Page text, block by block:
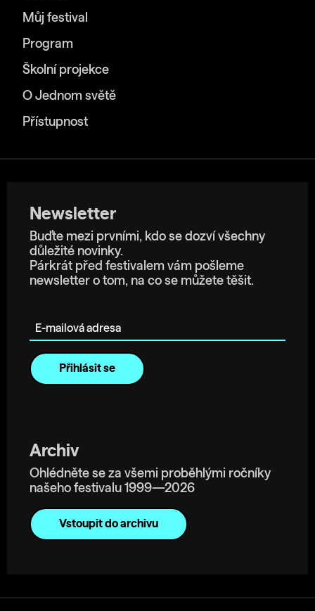
Můj festival
Program
Školní projekce
O Jednom světě
Přístupnost
Newsletter
Buďte mezi prvními, kdo se dozví všechny
důležité novinky.
Párkrát před festivalem vám pošleme
newsletter o tom, na co se můžete těšit.
Archiv
Ohlédněte se za všemi proběhlými ročníky
našeho festivalu 1999—2026
Vstoupit do archivu